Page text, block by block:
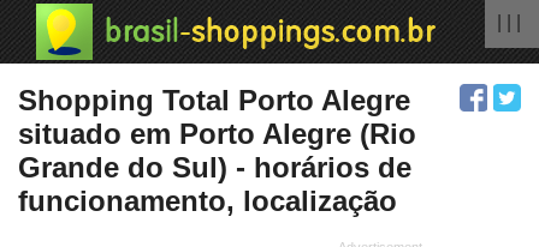
Shopping Total Porto Alegre
situado em Porto Alegre (Rio
Grande do Sul) - horários de
funcionamento, localização